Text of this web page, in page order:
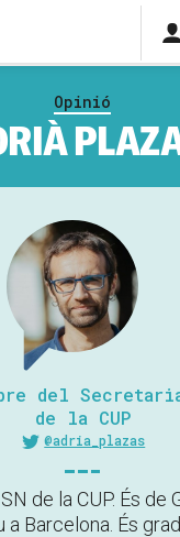
Opinió
del
de la CUP
@adria_plazas
de la CUP. És de
a Barcelona. És